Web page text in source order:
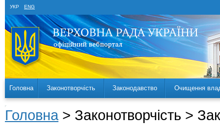
УКР ENG
Головна Законотворчість Законодавство Очищення
Головна > Законотворчість >